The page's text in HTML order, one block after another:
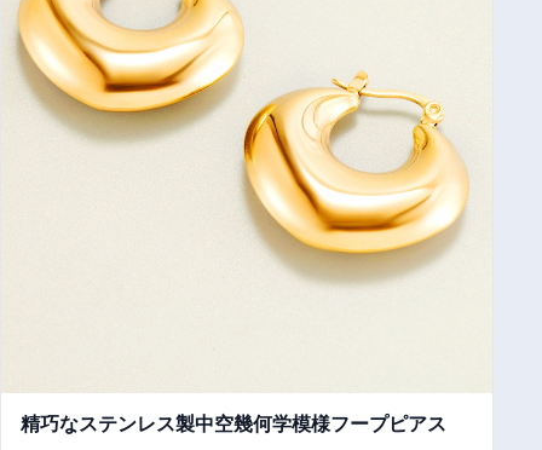
精巧なステンレス製中空幾何学模様フープピアス